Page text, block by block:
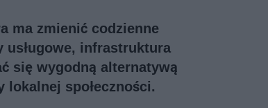
ma zmienić codzienne
usługowe, infrastruktura
się wygodną alternatywą
społeczności.